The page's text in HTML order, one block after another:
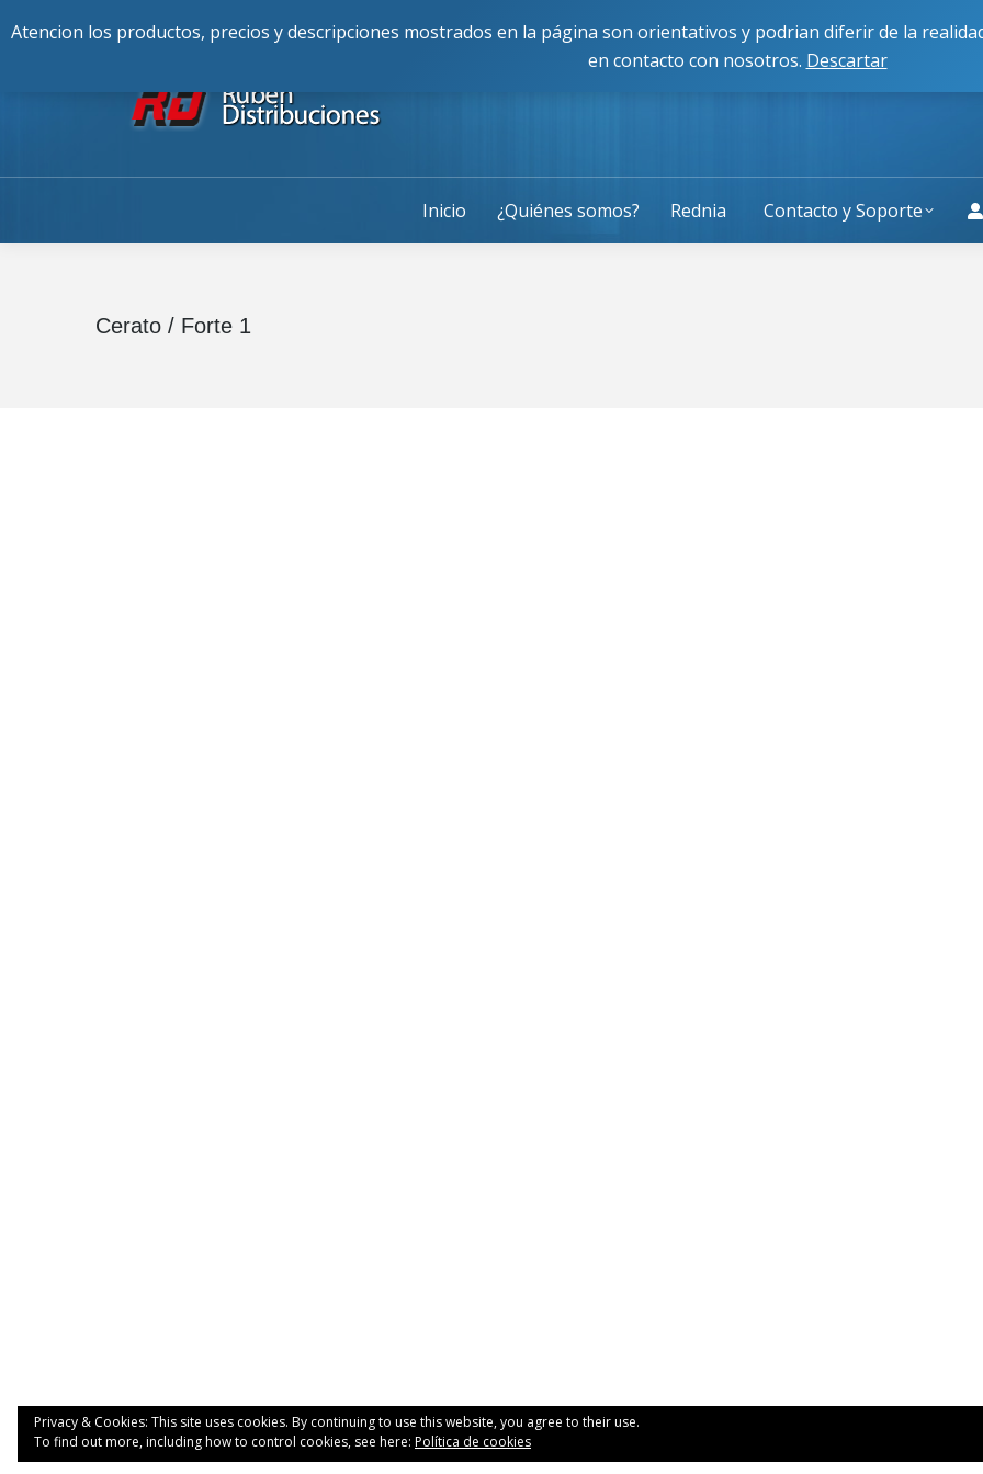
Inicio ¿Quiénes somos? Rednia Contacto y Soporte
Cerato / Forte 1
Atencion los productos, precios y descripciones mostrados en la página son orientativos y podrian diferir de la
en contacto con nosotros. Descartar
Privacy & Cookies: This site uses cookies. By continuing to use this website, you agree to their use.
To find out more, including how to control cookies, see here: Política de cookies